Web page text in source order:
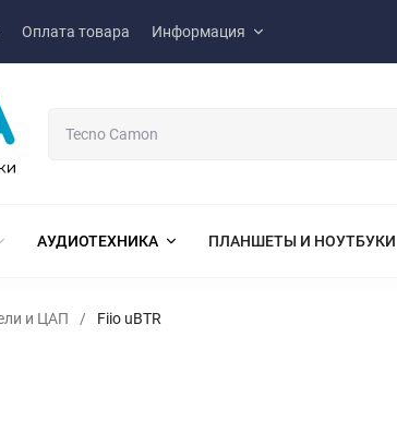
Оплата товара Информация
АУДИОТЕХНИКА ПЛАНШЕТЫ И НОУТБУКИ
и ЦАП / Fiio uBTR